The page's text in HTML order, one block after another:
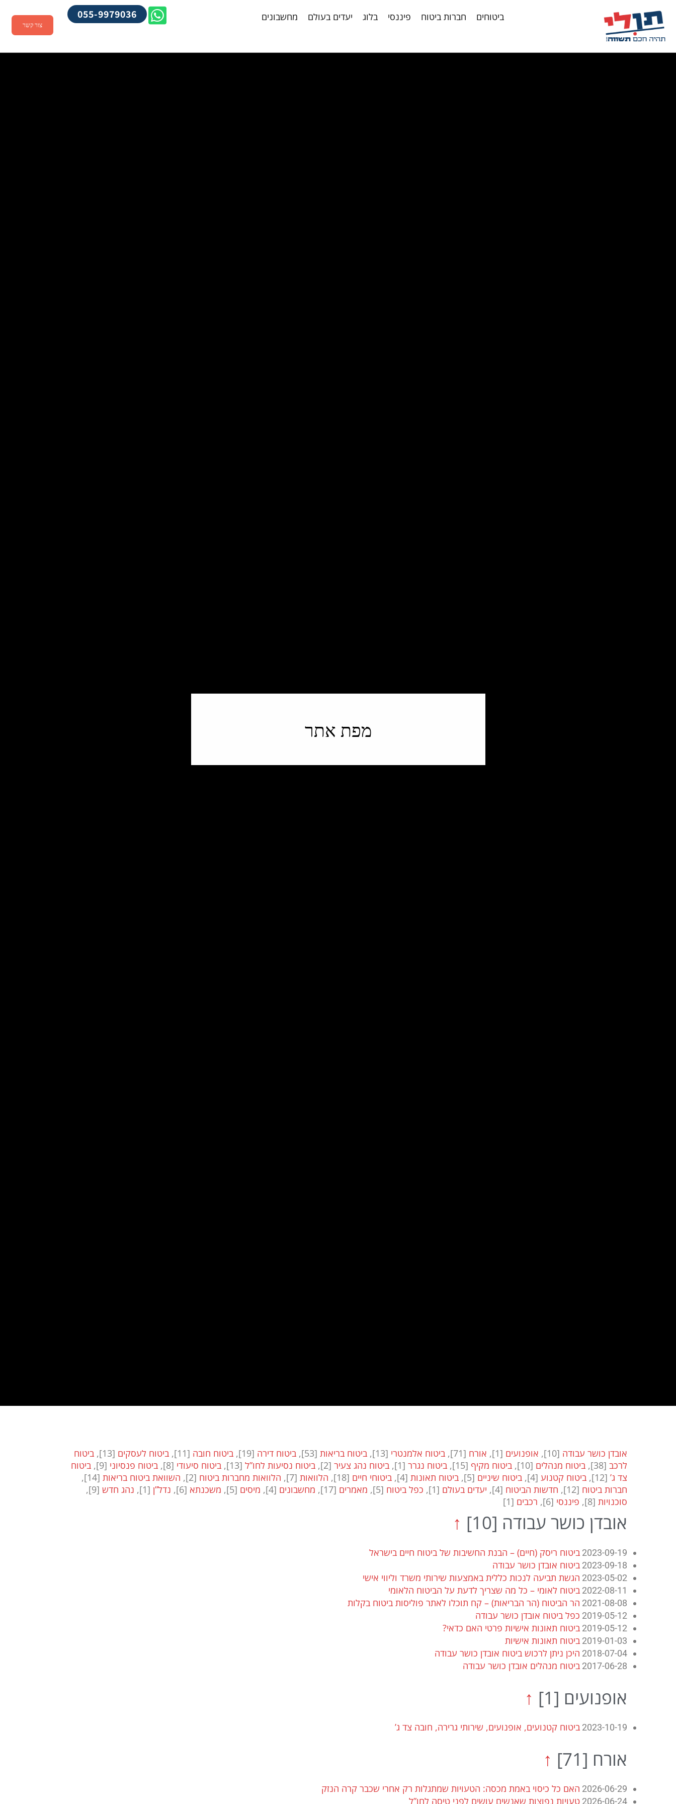
ביטוחים חברות ביטוח פיננסי בלוג יעדים בעולם מחשבונים 055-9979036
צור קשר
מפת אתר
אובדן כושר עבודה [10]
, אופנועים [1]
, אורח [71]
, ביטוח אלמנטרי [13]
, ביטוח בריאות [53]
, ביטוח דירה [19]
, ביטוח חובה [11]
, ביטוח לעסקים [13]
, ביטוח
לרכב [38]
, ביטוח מנהלים [10]
, ביטוח מקיף [15]
, ביטוח נגרר [1]
, ביטוח נהג צעיר [2]
, ביטוח נסיעות לחו”ל [13]
, ביטוח סיעודי [8]
, ביטוח פנסיוני [9]
, ביטוח
צד ג’ [12]
, ביטוח קטנוע [4]
, ביטוח שיניים [5]
, ביטוח תאונות [4]
, ביטוחי חיים [18]
, הלוואות [7]
, הלוואות מחברות ביטוח [2]
, השוואת ביטוח בריאות [14]
,
חברות ביטוח [12]
, חדשות הביטוח [4]
, יעדים בעולם [1]
, כפל ביטוח [5]
, מאמרים [17]
, מחשבונים [4]
, מיסים [5]
, משכנתא [6]
, נדל”ן [1]
, נהג חדש [9]
,
סוכנויות [8]
, פיננסי [6]
, רכבים [1]
אובדן כושר עבודה [10]
↑
2023-09-19 ביטוח ריסק (חיים) – הבנת החשיבות של ביטוח חיים בישראל
2023-09-18 ביטוח אובדן כושר עבודה
2023-05-02 הגשת תביעה לנכות כללית באמצעות שירותי משרד וליווי אישי
2022-08-11 ביטוח לאומי – כל מה שצריך לדעת על הביטוח הלאומי
2021-08-08 הר הביטוח (הר הבריאות) – קח תוכלו לאתר פוליסות ביטוח בקלות
2019-05-12 כפל ביטוח אובדן כושר עבודה
2019-05-12 ביטוח תאונות אישיות פרטי האם כדאי?
2019-01-03 ביטוח תאונות אישיות
2018-07-04 היכן ניתן לרכוש ביטוח אובדן כושר עבודה
2017-06-28 ביטוח מנהלים אובדן כושר עבודה
אופנועים [1]
↑
2023-10-19 ביטוח קטנועים, אופנועים, שירותי גרירה, חובה צד ג’
אורח [71]
↑
2026-06-29 האם כל כיסוי באמת מכסה: הטעויות שמתגלות רק אחרי שכבר קרה הנזק
2026-06-24 טעויות נפוצות שאנשים עושים לפני טיסה לחו”ל